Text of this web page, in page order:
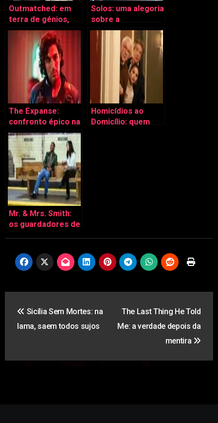
Outmatched: em
terra de génios,
quem sofre são os
Solos: uma alegoria
sobre a
importância da
memória
The Expanse:
confronto épico na
despedida (?)
Homicídios ao
Domicílio: quem
Mr. & Mrs. Smith:
os guardadores de
de Sicília Sem Mortes: na
lama, saem todos sujos
The Last Thing He Told
Me: a verdade depois da
mentira